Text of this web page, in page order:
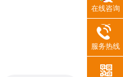
在线咨询
服务热线